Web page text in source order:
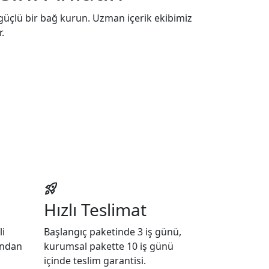
bir bağ kurun. Uzman içerik ekibimiz
rocket_launch
Hızlı Teslimat
Başlangıç paketinde 3 iş günü,
kurumsal pakette 10 iş günü
içinde teslim garantisi.